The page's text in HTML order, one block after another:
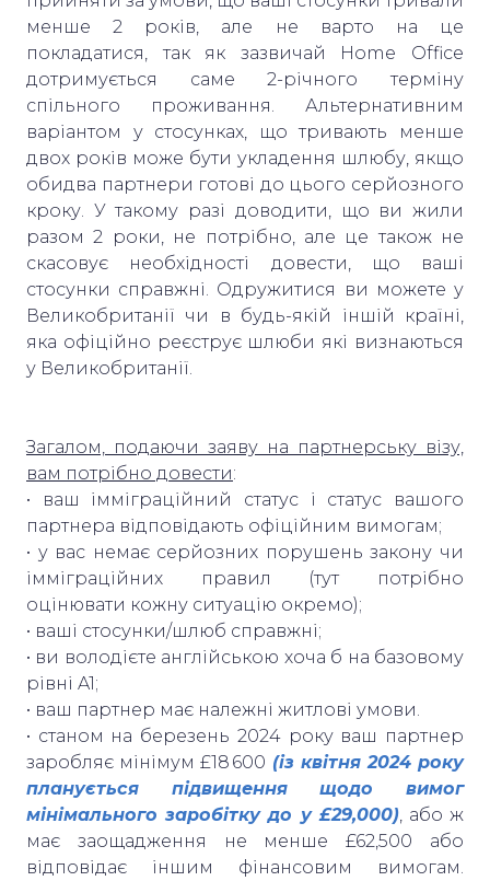
менше 2 років, але не варто на це
покладатися, так як зазвичай Home Office
дотримується саме 2-річного терміну
спільного проживання. Альтернативним
варіантом у стосунках, що тривають менше
двох років може бути укладення шлюбу, якщо
обидва партнери готові до цього серйозного
кроку. У такому разі доводити, що ви жили
разом 2 роки, не потрібно, але це також не
скасовує необхідності довести, що ваші
стосунки справжні. Одружитися ви можете у
Великобританії чи в будь-якій іншій країні,
яка офіційно реєструє шлюби які визнаються
у Великобританії.
Загалом, подаючи заяву на партнерську візу,
вам потрібно довести:
• ваш імміграційний статус і статус вашого
партнера відповідають офіційним вимогам;
• у вас немає серйозних порушень закону чи
імміграційних правил (тут потрібно
оцінювати кожну ситуацію окремо);
• ваші стосунки/шлюб справжні;
• ви володієте англійською хоча б на базовому
рівні A1;
• ваш партнер має належні житлові умови.
• станом на березень 2024 року ваш партнер
заробляє мінімум £18 600 (із квітня 2024 року
планується підвищення щодо вимог
мінімального заробітку до у £29,000), або ж
має заощадження не менше £62,500 або
відповідає іншим фінансовим вимогам.